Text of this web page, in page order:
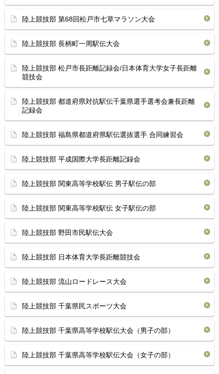
陸上競技部 第68回松戸市七草マラソン大会
陸上競技部 長柄町一周駅伝大会
陸上競技部 松戸市長距離記録会/日本体育大学女子長距離
競技会
陸上競技部 都道府県対抗駅伝千葉県選手選考会兼長距離
記録会
陸上競技部 福島県都道府県駅伝選抜選手 合同練習会
陸上競技部 平成国際大学長距離記録会
陸上競技部 関東高等学校駅伝 男子駅伝の部
陸上競技部 関東高等学校駅伝 女子駅伝の部
陸上競技部 野田市民駅伝大会
陸上競技部 日本体育大学長距離競技会
陸上競技部 流山ロードレース大会
陸上競技部 千葉県民スポーツ大会
陸上競技部 千葉県高等学校駅伝大会（男子の部）
陸上競技部 千葉県高等学校駅伝大会（女子の部）